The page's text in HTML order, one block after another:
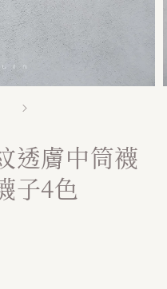
透膚中筒襪
子4色